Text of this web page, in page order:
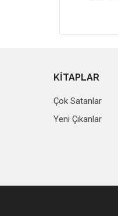
KİTAPLAR
Çok Satanlar
Yeni Çıkanlar